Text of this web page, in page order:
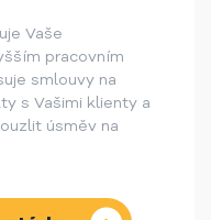
Vaše
pracovním
smlouvy na
s Vašimi klienty a
úsměv na